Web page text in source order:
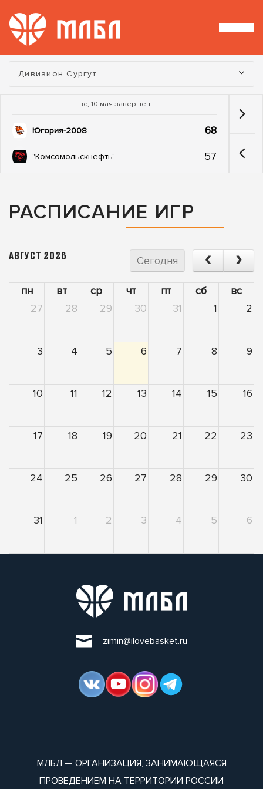
Турнир:
Дивизион Сургут
вс, 10 мая завершен
Югория-2008 68
"Комсомольскнефть" 57
РАСПИСАНИЕ ИГР
АВГУСТ 2026 Сегодня
пн вт ср чт пт сб
вс
27
28 29 30 31 1 2
3 4 5 6 7 8 9
10 11 12 13 14 15 16
17 18 19 20 21 22 23
24 25 26 27 28 29 30
31 1 2 3 4 5 6
zimin@ilovebasket.ru
МЛБЛ — ОРГАНИЗАЦИЯ, ЗАНИМАЮЩАЯСЯ
ПРОВЕДЕНИЕМ НА ТЕРРИТОРИИ РОССИИ